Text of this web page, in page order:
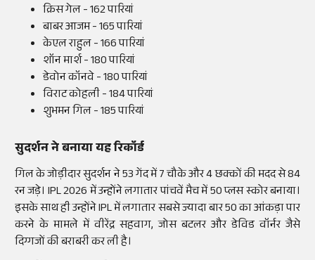
क्रिस गेल - 162 पारियां
बाबर आजम - 165 पारियां
केएल राहुल - 166 पारियां
शॉन मार्श - 180 पारियां
डेवोन कॉनवे - 180 पारियां
विराट कोहली - 184 पारियां
शुभमन गिल - 185 पारियां
सुदर्शन ने बनाया यह रिकॉर्ड
गिल के जोड़ीदार सुदर्शन ने 53 गेंद में 7 चौके और 4 छक्कों की मदद से 84
रन जड़े। IPL 2026 में उन्होंने लगातार पांचवें मैच में 50 प्लस स्कोर बनाया।
इसके साथ ही उन्होंने IPL में लगातार सबसे ज्यादा बार 50 का आंकड़ा पार
करने के मामले में वीरेंद्र सहवाग, जोस बटलर और डेविड वॉर्नर जैसे
दिग्गजों की बराबरी कर ली है।